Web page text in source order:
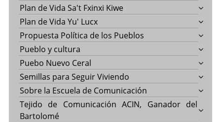
Plan de Vida Sa't Fxinxi Kiwe
Plan de Vida Yu' Lucx
Propuesta Política de los Pueblos
Pueblo y cultura
Puebo Nuevo Ceral
Semillas para Seguir Viviendo
Sobre la Escuela de Comunicación
Tejido de Comunicación ACIN, Ganador del
Bartolomé